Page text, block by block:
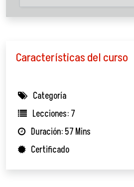
Características del curso
Categoría
Lecciones: 7
Duración: 57 Mins
Certificado